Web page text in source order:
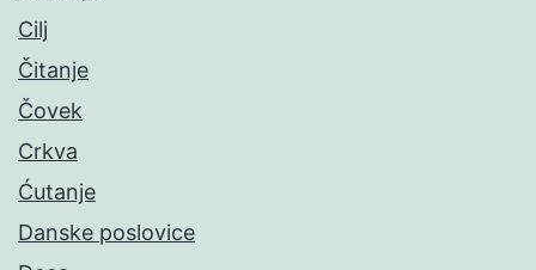
Cilj
Čitanje
Čovek
Crkva
Ćutanje
Danske poslovice